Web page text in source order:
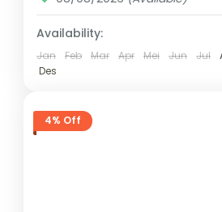
Availability:
Jan Feb Mar Apr Mei Jun Jul
Des
4% Off